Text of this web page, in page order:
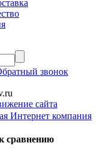
звонок
сайта
сравнению